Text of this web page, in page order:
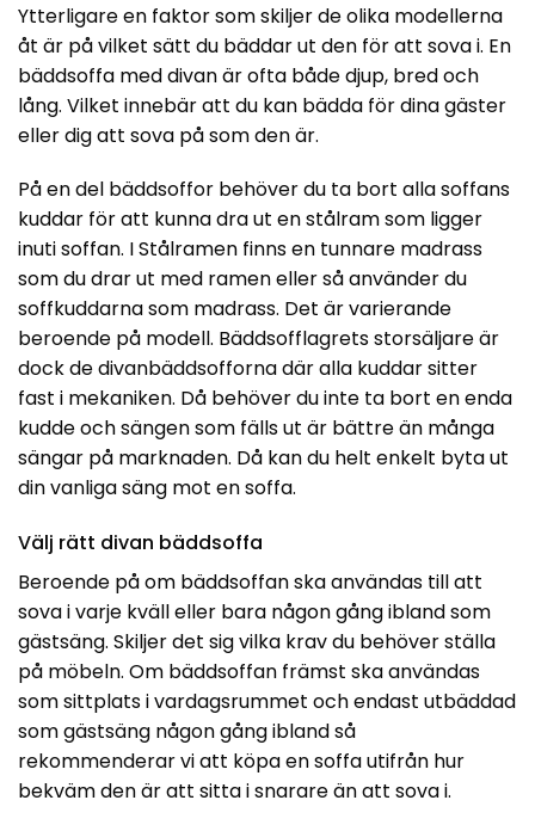
Ytterligare en faktor som skiljer de olika modellerna
åt är på vilket sätt du bäddar ut den för att sova i. En
bäddsoffa med divan är ofta både djup, bred och
lång. Vilket innebär att du kan bädda för dina gäster
eller dig att sova på som den är.
På en del bäddsoffor behöver du ta bort alla soffans
kuddar för att kunna dra ut en stålram som ligger
inuti soffan. I Stålramen finns en tunnare madrass
som du drar ut med ramen eller så använder du
soffkuddarna som madrass. Det är varierande
beroende på modell. Bäddsofflagrets storsäljare är
dock de divanbäddsofforna där alla kuddar sitter
fast i mekaniken. Då behöver du inte ta bort en enda
kudde och sängen som fälls ut är bättre än många
sängar på marknaden. Då kan du helt enkelt byta ut
din vanliga säng mot en soffa.
Välj rätt divan bäddsoffa
Beroende på om bäddsoffan ska användas till att
sova i varje kväll eller bara någon gång ibland som
gästsäng. Skiljer det sig vilka krav du behöver ställa
på möbeln. Om bäddsoffan främst ska användas
som sittplats i vardagsrummet och endast utbäddad
som gästsäng någon gång ibland så
rekommenderar vi att köpa en soffa utifrån hur
bekväm den är att sitta i snarare än att sova i.